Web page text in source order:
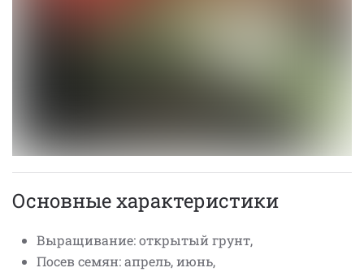
Основные характеристики
Выращивание: открытый грунт,
Посев семян: апрель, июнь,